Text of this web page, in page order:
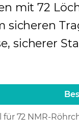
mit 72
sicheren
sicherer
für 72 NMR-